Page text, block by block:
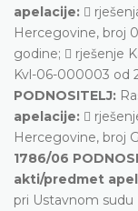
apelacije: 
Hercegovine, broj
godine;  rješenje
Kvl-06-000003 od
PODNOSITELJ:
apelacije: 
Hercegovine, broj
1786/06
akti/predmet
pri Ustavnom